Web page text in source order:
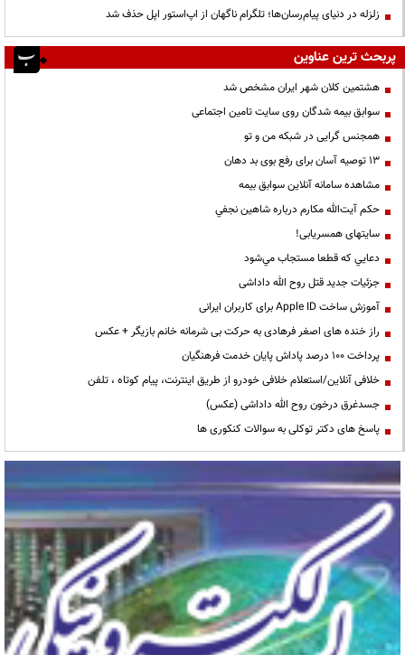
زلزله در دنیای پیام‌رسان‌ها؛ تلگرام ناگهان از اپ‌استور اپل حذف شد
پربحث ترین عناوین
هشتمین کلان شهر ایران مشخص شد
سوابق بیمه شدگان روی سایت تامین اجتماعی
همجنس گرایی در شبکه من و تو
13 توصیه آسان برای رفع بوی بد دهان
مشاهده سامانه آنلاين سوابق بیمه
حكم آيت‌الله مكارم درباره شاهين نجفي
سایتهای همسریابی!
دعايي كه قطعا مستجاب مي‌شود
جزئیات جدید قتل روح الله داداشی
آموزش ساخت Apple ID برای کاربران ایرانی
راز خنده های اصغر فرهادی به حرکت بی شرمانه خانم بازیگر + عکس
پرداخت ۱۰۰ درصد پاداش پایان خدمت فرهنگیان
خلافی آنلاین/استعلام خلافی خودرو از طریق اینترنت، پیام کوتاه ، تلفن
جسدغرق درخون روح الله داداشی (عکس)
پاسخ های دکتر توکلی به سوالات کنکوری ها